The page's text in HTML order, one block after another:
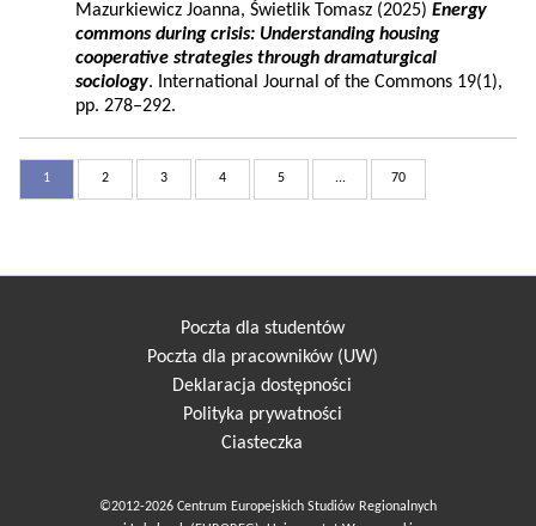
Mazurkiewicz Joanna, Świetlik Tomasz (2025) Energy
commons during crisis: Understanding housing
cooperative strategies through dramaturgical
sociology. International Journal of the Commons 19(1),
pp. 278–292.
1 2 3 4 5 ... 70
Poczta dla studentów
Poczta dla pracowników (UW)
Deklaracja dostępności
Polityka prywatności
Ciasteczka
©2012-2026 Centrum Europejskich Studiów Regionalnych